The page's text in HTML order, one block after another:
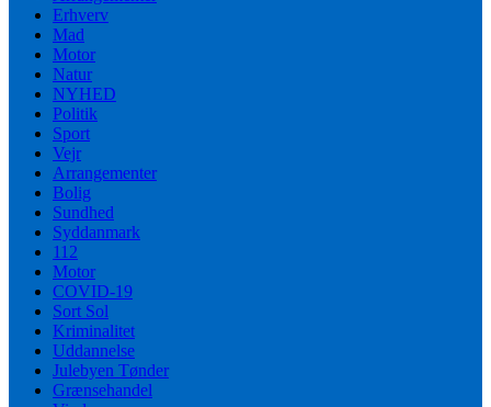
Erhverv
Mad
Motor
Natur
NYHED
Politik
Sport
Vejr
Arrangementer
Bolig
Sundhed
Syddanmark
112
Motor
COVID-19
Sort Sol
Kriminalitet
Uddannelse
Julebyen Tønder
Grænsehandel